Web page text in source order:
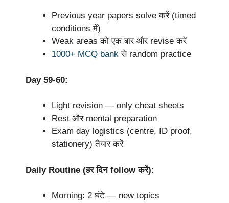
Previous year papers solve करें (timed
conditions में)
Weak areas को एक बार और revise करें
1000+ MCQ bank से random practice
Day 59-60:
Light revision — only cheat sheets
Rest और mental preparation
Exam day logistics (centre, ID proof,
stationery) तैयार करें
Daily Routine (हर दिन follow करें):
Morning: 2 घंटे — new topics